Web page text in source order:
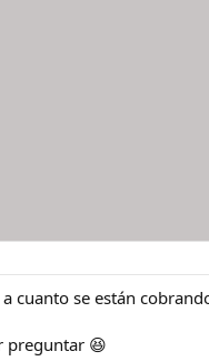
cuanto se están
preguntar 😆